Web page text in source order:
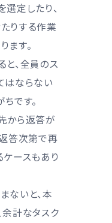
定したり、
りする作業
ます。
、全員のス
はならない
です。
から返答が
答次第で再
ースもあり
ないと、本
余計なタスク